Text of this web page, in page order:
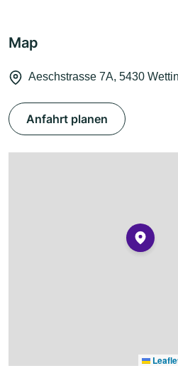
Map
Aeschstrasse 7A, 5430
Anfahrt planen